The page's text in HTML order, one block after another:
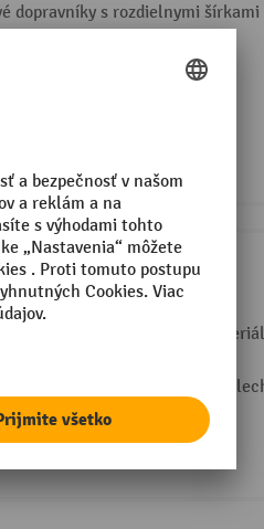
dopravníky s rozdielnymi šírkami
a vykládku, typ BE
BE na nakládku a vykládku
rozdiely v systéme toku
ohýbaného oceľového